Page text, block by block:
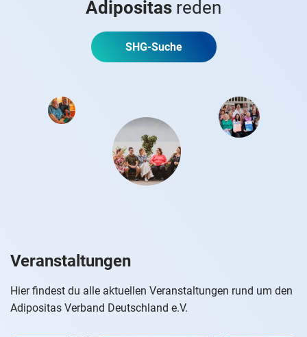
Adipositas reden
SHG-Suche
Veranstaltungen
Hier findest du alle aktuellen Veranstaltungen rund um den
Adipositas Verband Deutschland e.V.